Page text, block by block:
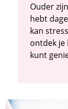
Ouder
hebt
kan
ontdek je
kunt